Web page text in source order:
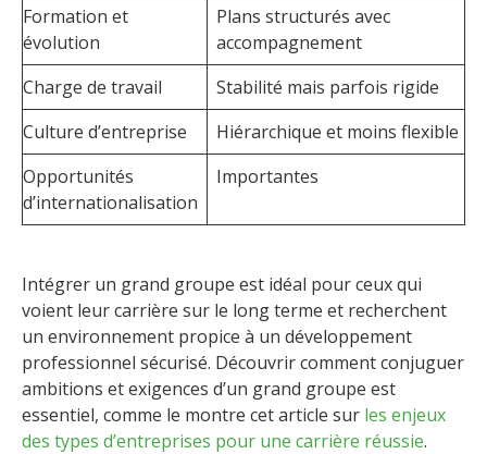
Formation et
évolution
Plans structurés avec
accompagnement
Charge de travail
Stabilité mais parfois rigide
Culture d’entreprise
Hiérarchique et moins flexible
Opportunités
d’internationalisation
Importantes
Intégrer un grand groupe est idéal pour ceux qui
voient leur carrière sur le long terme et recherchent
un environnement propice à un développement
professionnel sécurisé. Découvrir comment conjuguer
ambitions et exigences d’un grand groupe est
essentiel, comme le montre cet article sur les enjeux
des types d’entreprises pour une carrière réussie.